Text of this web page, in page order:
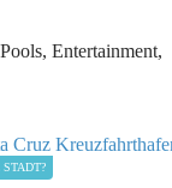
Entertainment,